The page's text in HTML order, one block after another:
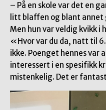
– På en skole var det en
litt blaffen og blant annet
Men hun var veldig kvikk i
«Hvor var du da, natt til
ikke. Poenget hennes var
interessert i en spesifikk
mistenkelig. Det er